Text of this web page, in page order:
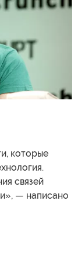
которые
связей
— написано